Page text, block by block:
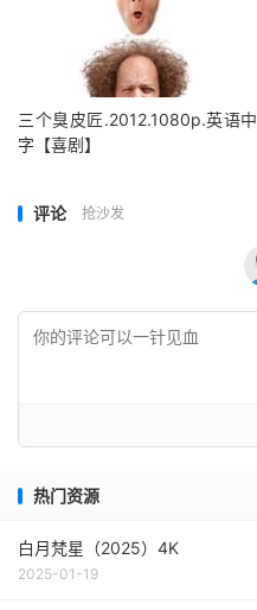
三个臭皮匠.2012.1080p.英语中
字【喜剧】
评论 抢沙发
热门资源
白月梵星（2025）4K
2025-01-19